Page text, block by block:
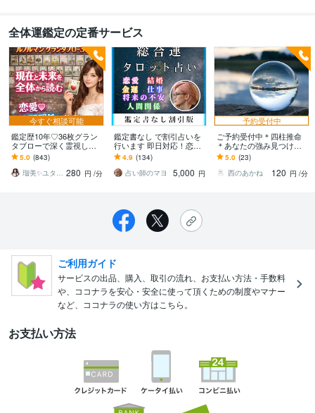
全体運鑑定の定番サービス
今すぐ相談可能
鑑定歴10年♡36枚グラン
タブローで深く霊視しま
す 女性限定♡貴女の人生
立て直し｜恋愛♡仕事♡
人間関係いつ動く？
5.0 (843)
瑠美✨ユタ系末裔♡縁結び占い♡幸せ研究所 280 円 /分
鑑定書なし で割引占いを
行います 即日対応！恋
愛・結婚・金運・仕事・
将来の不安・人間関係な
ど！
4.9 (134)
占い師のマヨ
5,000 円
予約受付中
ご予約受付中＊四柱推命
＊あなたの強み見つけま
す ＊人生の道標として四
柱推命を利用されません
か
5.0 (23)
西のあかね
120 円 /分
ご利用ガイド
サービスの出品、購入、取引の流れ、お支払い方法・手数料
や、ココナラを安心・安全に使って頂くための制度やマナー
など、ココナラの使い方はこちら。
お支払い方法